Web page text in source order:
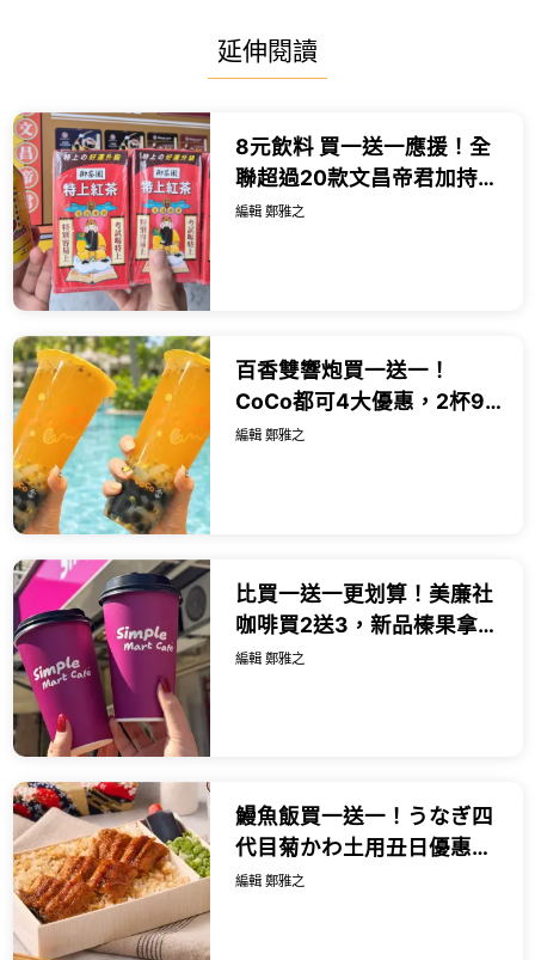
延伸閱讀
8元飲料 買一送一應援！全
聯超過20款文昌帝君加持零
食，會考有吃有保庇。
編輯 鄭雅之
百香雙響炮買一送一！
CoCo都可4大優惠，2杯99
元、買一送一8月消暑喝這
編輯 鄭雅之
比買一送一更划算！美廉社
咖啡買2送3，新品榛果拿鐵
環保杯再折5元。
編輯 鄭雅之
鰻魚飯買一送一！うなぎ四
代目菊かわ土用丑日優惠，
這3天吃鰻丼買一送一。
編輯 鄭雅之